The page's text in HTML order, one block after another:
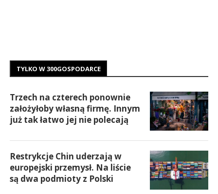
TYLKO W 300GOSPODARCE
Trzech na czterech ponownie
założyłoby własną firmę. Innym
już tak łatwo jej nie polecają
Restrykcje Chin uderzają w
europejski przemysł. Na liście
są dwa podmioty z Polski